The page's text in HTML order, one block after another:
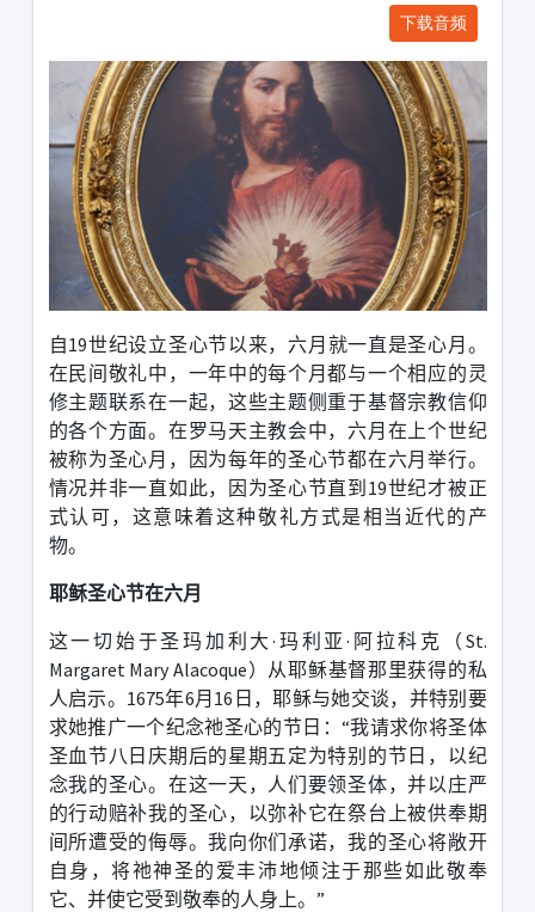
下载音频
自19世纪设立圣心节以来，六月就一直是圣心月。
在民间敬礼中，一年中的每个月都与一个相应的灵
修主题联系在一起，这些主题侧重于基督宗教信仰
的各个方面。在罗马天主教会中，六月在上个世纪
被称为圣心月，因为每年的圣心节都在六月举行。
情况并非一直如此，因为圣心节直到19世纪才被正
式认可，这意味着这种敬礼方式是相当近代的产
物。
耶稣圣心节在六月
这一切始于圣玛加利大·玛利亚·阿拉科克（ St.
Margaret Mary Alacoque）从耶稣基督那里获得的私
人启示。 1675年6月16 日，耶稣与她交谈，并特别要
求她推广一个纪念祂圣心的节日：“我请求你将圣体
圣血节八日庆期后的星期五定为特别的节日，以纪
念我的圣心。在这一天，人们要领圣体，并以庄严
的行动赔补我的圣心，以弥补它在祭台上被供奉期
间所遭受的侮辱。我向你们承诺，我的圣心将敞开
自身，将祂神圣的爱丰沛地倾注于那些如此敬奉
它、并使它受到敬奉的人身上。”